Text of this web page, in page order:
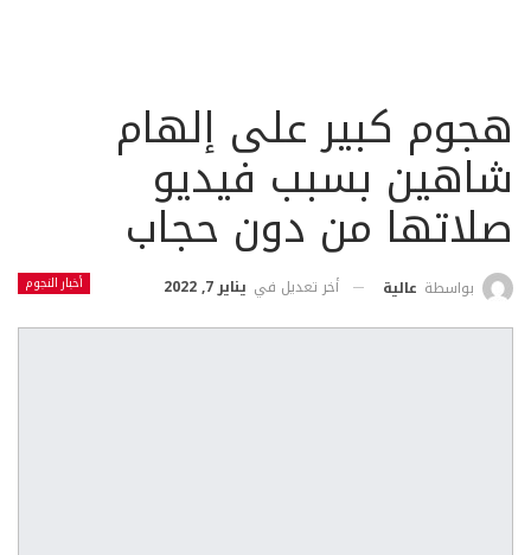
هجوم كبير على إلهام
شاهين بسبب فيديو
صلاتها من دون حجاب
أخبار النجوم بواسطة عالية أخر تعديل في يناير 7, 2022